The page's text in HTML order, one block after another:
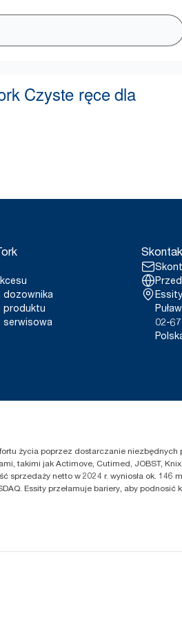
dozownika
produktu
serwisowa
02-
życia poprzez dostarczanie niezbędnych
takimi jak Actimove, Cutimed, JOBST,
sprzedaży netto w 2024 r. wyniosła ok. 146
Essity przełamuje bariery, aby podnosić